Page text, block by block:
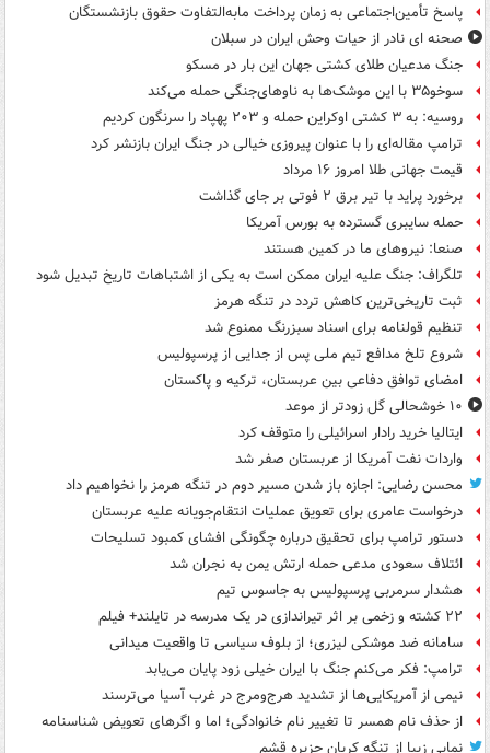
پاسخ تأمین‌اجتماعی به زمان پرداخت مابه‌التفاوت حقوق بازنشستگان
صحنه ای نادر از حیات وحش ایران در سبلان
جنگ مدعیان طلای کشتی جهان این بار در مسکو
سوخو۳۵ با این موشک‌ها به ناوهای‌جنگی حمله می‌کند
روسیه: به ۳ کشتی اوکراین حمله و ۲۰۳ پهپاد را سرنگون کردیم
ترامپ مقاله‌ای را با عنوان پیروزی خیالی در جنگ ایران بازنشر کرد
قیمت جهانی طلا امروز ۱۶ مرداد
برخورد پراید با تیر برق ۲ فوتی بر جای گذاشت
حمله سایبری گسترده به بورس آمریکا
صنعا: نیروهای ما در کمین‌ هستند
تلگراف: جنگ علیه ایران ممکن است به یکی از اشتباهات تاریخ تبدیل شود
ثبت تاریخی‌ترین کاهش تردد در تنگه هرمز
تنظیم قولنامه برای اسناد سبزرنگ ممنوع شد
شروع تلخ مدافع تیم ملی پس از جدایی از پرسپولیس
امضای توافق دفاعی بین عربستان، ترکیه و پاکستان
۱۰ خوشحالی گل زودتر از موعد
ایتالیا خرید رادار اسرائیلی را متوقف کرد
واردات نفت آمریکا از عربستان صفر شد
محسن رضایی: اجازه باز شدن مسیر دوم در تنگه هرمز را نخواهیم داد
درخواست عامری برای تعویق عملیات انتقام‌جویانه علیه عربستان
دستور ترامپ برای تحقیق درباره چگونگی افشای کمبود تسلیحات
ائتلاف سعودی مدعی حمله ارتش یمن به نجران شد
هشدار سرمربی پرسپولیس به جاسوس تیم
۲۲ کشته و زخمی بر اثر تیراندازی در یک مدرسه در تایلند+ فیلم
سامانه ضد موشکی لیزری؛ از بلوف سیاسی تا واقعیت میدانی
ترامپ: فکر می‌کنم جنگ با ایران خیلی زود پایان می‌یابد
نیمی از آمریکایی‌ها از تشدید هرج‌ومرج در غرب آسیا می‌ترسند
از حذف نام همسر تا تغییر نام خانوادگی؛ اما و اگرهای تعویض شناسنامه
نمایی زیبا از تنگه کریان جزیره قشم